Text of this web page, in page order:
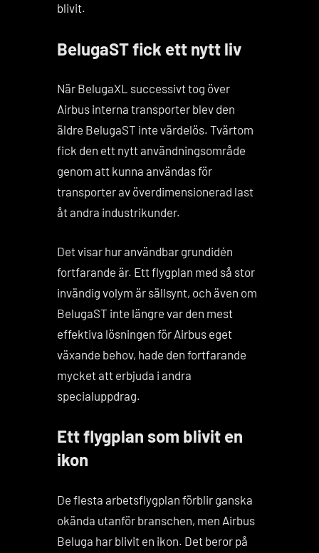
blivit.
BelugaST fick ett nytt liv
När BelugaXL successivt tog över
Airbus interna transporter blev den
äldre BelugaST inte värdelös. Tvärtom
fick den ett nytt användningsområde
genom att kunna användas för
transporter av överdimensionerad last
åt andra industrikunder.
Det visar hur användbar grundidén
fortfarande är. Ett flygplan med så stor
invändig volym är sällsynt, och även om
BelugaST inte längre var den mest
effektiva lösningen för Airbus eget
växande behov, hade den fortfarande
mycket att erbjuda i andra
specialuppdrag.
Ett flygplan som blivit en
ikon
De flesta arbetsflygplan förblir ganska
okända utanför branschen, men Airbus
Beluga har blivit en ikon. Det beror på